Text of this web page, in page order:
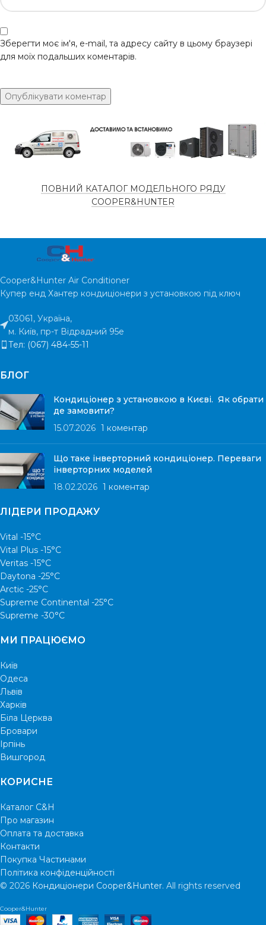
Зберегти моє ім'я, e-mail, та адресу сайту в цьому браузері
для моїх подальших коментарів.
ПОВНИЙ КАТАЛОГ МОДЕЛЬНОГО РЯДУ
COOPER&HUNTER
Cooper&Hunter Air Conditioner
Купер енд Хантер кондиціонери з установкою під ключ
03061, Україна,
м. Київ, пр-т Відрадний 95е
Тел: (067) 484-55-11
БЛОГ
Кондиціонер з установкою в Києві. Як обрати
де замовити?
15.07.2026 1 коментар
Що таке інверторний кондиціонер. Переваги
інверторних моделей
18.02.2026 1 коментар
ЛІДЕРИ ПРОДАЖУ
Vital -15°С
Vital Plus -15°C
Veritas -15°С
Daytona -25°С
Arctic -25°С
Supreme Continental -25°С
Supreme -30°С
МИ ПРАЦЮЄМО
Київ
Одеса
Львів
Харків
Біла Церква
Бровари
Ірпінь
Вишгород
КОРИСНЕ
Каталог C&H
Про магазин
Оплата та доставка
Контакти
Покупка Частинами
Політика конфіденційності
© 2026 Кондиціонери Cooper&Hunter. All rights reserved
Cooper&Hunter